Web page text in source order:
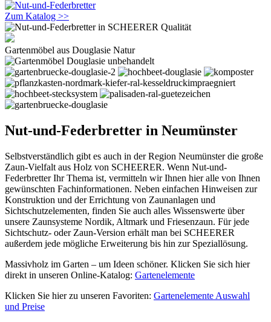
Zum Katalog >>
Gartenmöbel aus Douglasie Natur
Nut-und-Federbretter in Neumünster
Selbstverständlich gibt es auch in der Region Neumünster die große
Zaun-Vielfalt aus Holz von SCHEERER. Wenn Nut-und-
Federbretter Ihr Thema ist, vermitteln wir Ihnen hier alle von Ihnen
gewünschten Fachinformationen. Neben einfachen Hinweisen zur
Konstruktion und der Errichtung von Zaunanlagen und
Sichtschutzelementen, finden Sie auch alles Wissenswerte über
unsere Zaunsysteme Nordik, Altmark und Friesenzaun. Für jede
Sichtschutz- oder Zaun-Version erhält man bei SCHEERER
außerdem jede mögliche Erweiterung bis hin zur Speziallösung.
Massivholz im Garten – um Ideen schöner. Klicken Sie sich hier
direkt in unseren Online-Katalog: Gartenelemente
Klicken Sie hier zu unseren Favoriten: Gartenelemente Auswahl
und Preise